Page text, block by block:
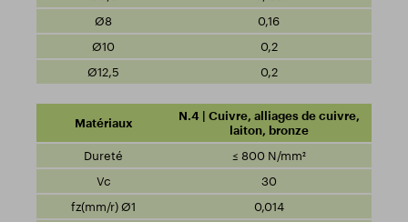
0,16
0,2
0,2
N.4 | Cuivre, alliages de cuivre,
laiton, bronze
≤ 800 N/mm²
30
0,014